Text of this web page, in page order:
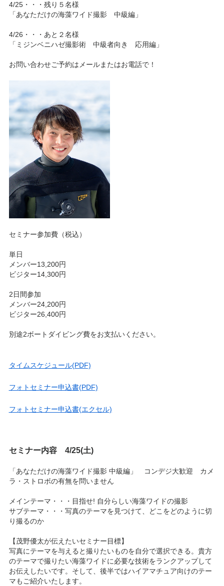
4/25・・・残り５名様
「あなただけの海藻ワイド撮影 中級編」
4/26・・・あと２名様
「ミジンベニハゼ撮影術 中級者向き 応用編」
お問い合わせご予約はメールまたはお電話で！
セミナー参加費（税込）
単日
メンバー13,200円
ビジター14,300円
2日間参加
メンバー24,200円
ビジター26,400円
別途2ボートダイビング費をお支払いください。
タイムスケジュール(PDF)
フォトセミナー申込書(PDF)
フォトセミナー申込書(エクセル)
セミナー内容 4/25(土)
「あなただけの海藻ワイド撮影 中級編」 コンデジ大歓迎 カメ
ラ・ストロボの有無を問いません
メインテーマ・・・目指せ! 自分らしい海藻ワイドの撮影
サブテーマ・・・写真のテーマを見つけて、どこをどのように切
り撮るのか
【茂野優太が伝えたいセミナー目標】
写真にテーマを与えると撮りたいものを自分で選択できる。貴方
のテーマで撮りたい海藻ワイドに必要な技術をランクアップして
お伝えしたいです。そして、後半ではハイアマチュア向けのテー
マもご紹介いたします。